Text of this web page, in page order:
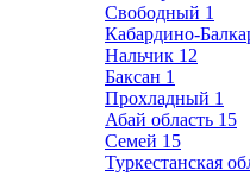
Свободный 1
Кабардино-
Нальчик 12
Баксан 1
Прохладный 1
Абай область 15
Семей 15
Туркестанская